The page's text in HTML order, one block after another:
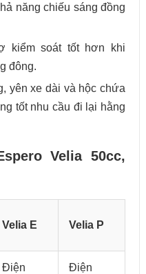
năng chiếu sáng đồng
kiểm soát tốt hơn khi
đông.
yên xe dài và hộc chứa
tốt nhu cầu đi lại hằng
Velia 50cc,
Velia E Velia P
Điện
Điện